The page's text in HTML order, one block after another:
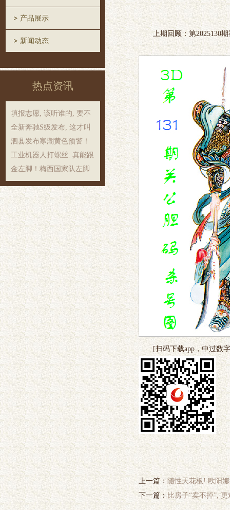
产品展示
新闻动态
热点资讯
填报志愿, 该听谁的, 要不
全新奔驰S级发布, 这才叫
泗县发布寒潮黄色预警！
工业机器人打螺丝: 真能跟
金左脚！梅西国家队左脚
上期回顾：第2025130期
[扫码下载app，中过数字
上一篇： 随性天花板! 欧阳
下一篇： 比房子“卖不掉”,